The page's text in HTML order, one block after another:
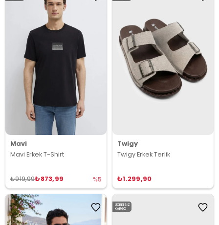
Mavi
Mavi Erkek T-Shirt
₺873,99
₺919,99 %5
Twigy
Twigy Erkek Terlik
₺1.299,90
ÜCRETSIZ
KARGO